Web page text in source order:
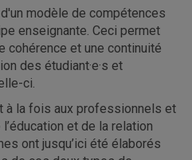
modèle de compétences
enseignante. Ceci permet
cohérence et une continuité
des étudiant·e·s et
ci.
à la fois aux professionnels et
et de la relation
ont jusqu’ici été élaborés